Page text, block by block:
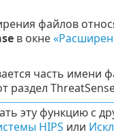
файлов
в окне
часть имени
раздел
эту функцию с
HIPS или